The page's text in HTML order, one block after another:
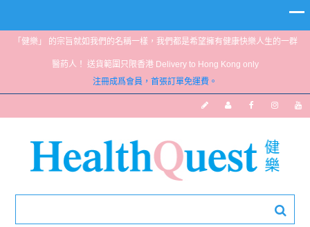
「健樂」 的宗旨就如我們的名稱一樣，我們都是希望擁有健康快樂人生的一群
醫葯人！ 送貨範圍只限香港 Delivery to Hong Kong only
注冊成爲會員，首張訂單免運費。